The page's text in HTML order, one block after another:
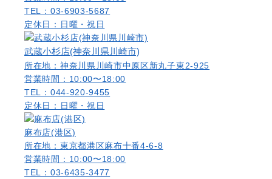
TEL：03-6903-5687
定休日：日曜・祝日
武蔵小杉店(神奈川県川崎市)
所在地：神奈川県川崎市中原区新丸子東2-925
営業時間：10:00〜18:00
TEL：044-920-9455
定休日：日曜・祝日
麻布店(港区)
所在地：東京都港区麻布十番4-6-8
営業時間：10:00〜18:00
TEL：03-6435-3477